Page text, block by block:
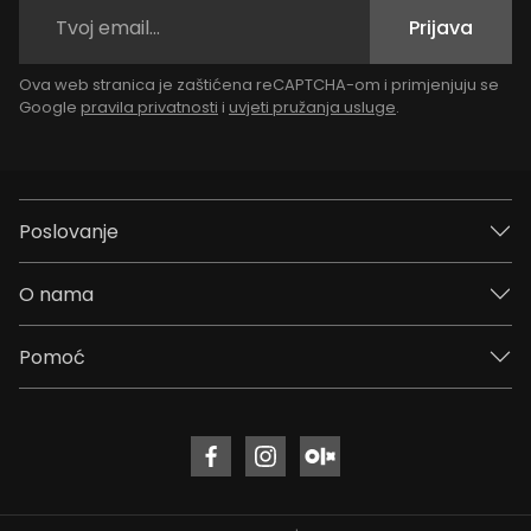
Prijava
Ova web stranica je zaštićena reCAPTCHA-om i primjenjuju se
Google pravila privatnosti i uvjeti pružanja usluge.
Poslovanje
O nama
Pomoć